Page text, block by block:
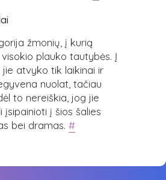
žmonių, į kurią
plauko tautybės. Į
jie atvyko tik laikinai ir
nuolat, tačiau
to nereiškia, jog jie
įsipainioti į šios šalies
bei dramas. #